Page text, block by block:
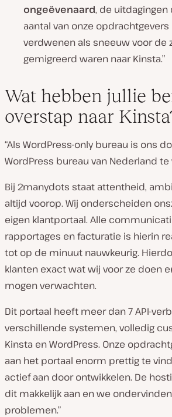
ongeëvenaard, de
aantal van onze
verdwenen als sneeuw voor de
gemigreerd waren naar Kinsta.”
Wat hebben jullie
overstap naar
“Als WordPress-only bureau is ons
WordPress bureau van Nederland
Bij 2manydots staat attentheid,
altijd voorop. Wij onderscheiden
eigen klantportaal. Alle
rapportages en facturatie is hierin
tot op de minuut nauwkeurig.
klanten exact wat wij voor ze doen
mogen verwachten.
Dit portaal heeft meer dan 7 API-
verschillende systemen, volledig
Kinsta en WordPress. Onze
aan het portaal enorm prettig te
actief aan door ontwikkelen. De
dit makkelijk aan en we
problemen.”